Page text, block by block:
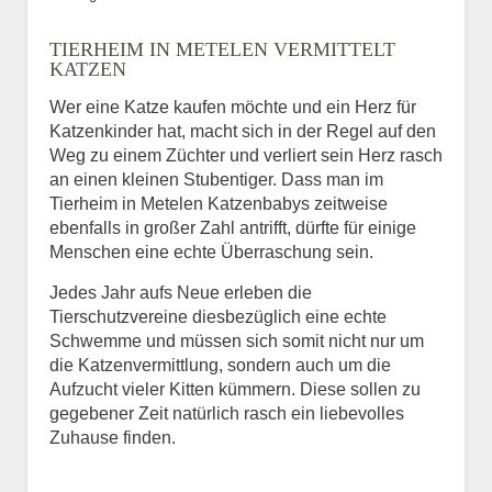
BILD HOCHLADEN
Vermisst seit
Ort des Verschwindens
TIERHEIM IN METELEN VERMITTELT
KATZEN
Wer eine Katze kaufen möchte und ein Herz für
Katzenkinder hat, macht sich in der Regel auf den
Weg zu einem Züchter und verliert sein Herz rasch
an einen kleinen Stubentiger. Dass man im
Tierheim in Metelen Katzenbabys zeitweise
ebenfalls in großer Zahl antrifft, dürfte für einige
Menschen eine echte Überraschung sein.
Jedes Jahr aufs Neue erleben die
Tierschutzvereine diesbezüglich eine echte
Schwemme und müssen sich somit nicht nur um
die Katzenvermittlung, sondern auch um die
Aufzucht vieler Kitten kümmern. Diese sollen zu
gegebener Zeit natürlich rasch ein liebevolles
Zuhause finden.